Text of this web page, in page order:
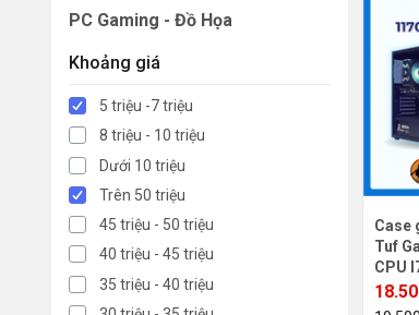
PC Gaming - Đồ Họa
Khoảng giá
5 triệu -7 triệu
8 triệu - 10 triệu
Dưới 10 triệu
Trên 50 triệu
45 triệu - 50 triệu
40 triệu - 45 triệu
35 triệu - 40 triệu
Case
Tuf
CPU